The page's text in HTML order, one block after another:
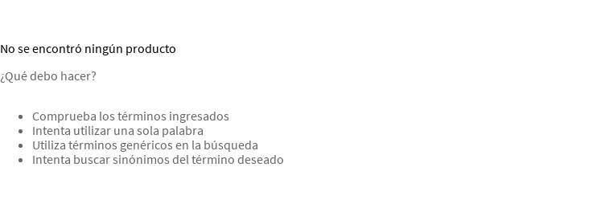
No se encontró ningún producto
¿Qué debo hacer?
Comprueba los términos ingresados
Intenta utilizar una sola palabra
Utiliza términos genéricos en la búsqueda
Intenta buscar sinónimos del término deseado